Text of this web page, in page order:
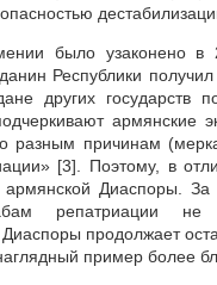
было узаконено в
Республики
других государств
армянские
разным причинам
[3]. Поэтому, в
Диаспоры. За
репатриации не
продолжает
пример более